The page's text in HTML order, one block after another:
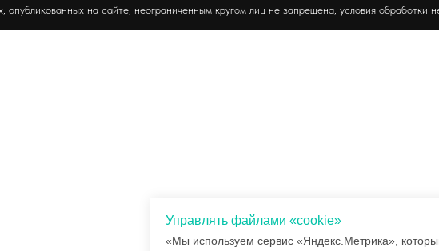
на сайте, неограниченным кругом лиц не запрещена, условия обработки
Управлять файлами «cookie»
«Мы используем сервис «Яндекс.Метрика»,